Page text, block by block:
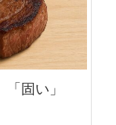
固い」